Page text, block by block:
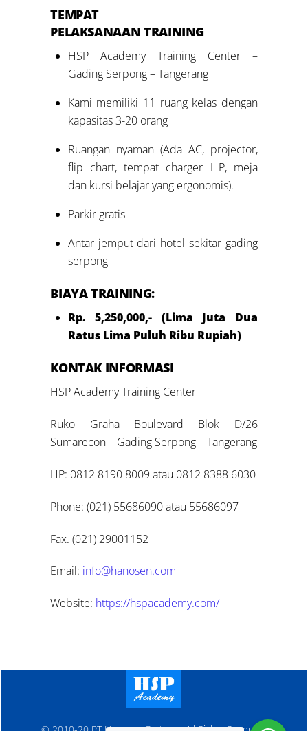
TEMPAT
PELAKSANAAN TRAINING
HSP Academy Training Center –
Gading Serpong – Tangerang
Kami memiliki 11 ruang kelas dengan
kapasitas 3-20 orang
Ruangan nyaman (Ada AC, projector,
flip chart, tempat charger HP, meja
dan kursi belajar yang ergonomis).
Parkir gratis
Antar jemput dari hotel sekitar gading
serpong
BIAYA TRAINING:
Rp. 5,250,000,- (Lima Juta Dua
Ratus Lima Puluh Ribu Rupiah)
KONTAK INFORMASI
HSP Academy Training Center
Ruko Graha Boulevard Blok D/26
Sumarecon – Gading Serpong – Tangerang
HP: 0812 8190 8009 atau 0812 8388 6030
Phone: (021) 55686090 atau 55686097
Fax. (021) 29001152
Email: info@hanosen.com
Website: https://hspacademy.com/